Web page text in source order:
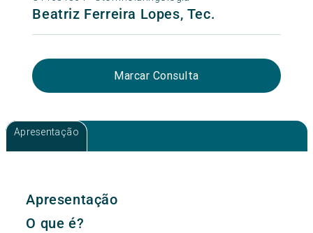
Beatriz Ferreira Lopes, Tec.
Marcar Consulta
Apresentação
Apresentação
O que é?